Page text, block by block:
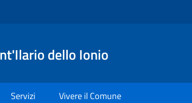
dello Ionio
Servizi Vivere il Comune